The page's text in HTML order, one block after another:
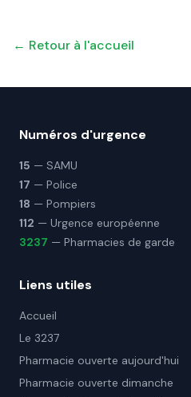
← Retour à l'accueil
Numéros d'urgence
15 — SAMU
17 — Police
18 — Pompiers
112 — Urgence européenne
3237 — Pharmacies de garde
Liens utiles
Accueil
Le 3237
Pharmacie ouverte aujourd'hui
Pharmacie ouverte dimanche